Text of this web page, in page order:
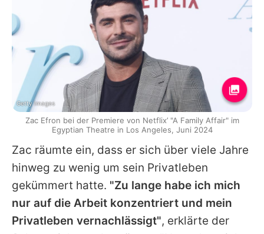
Zac räumte ein, dass er sich über viele Jahre
hinweg zu wenig um sein Privatleben
gekümmert hatte. "Zu lange habe ich mich
nur auf die Arbeit konzentriert und mein
Privatleben vernachlässigt", erklärte der
Getty Images
Zac Efron bei der Premiere von Netflix’ "A Family Affair" im
Egyptian Theatre in Los Angeles, Juni 2024